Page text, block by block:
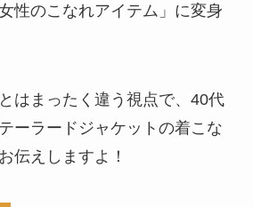
性のこなれアイテム」に変身
はまったく違う視点で、40代
ーラードジャケットの着こな
伝えしますよ！